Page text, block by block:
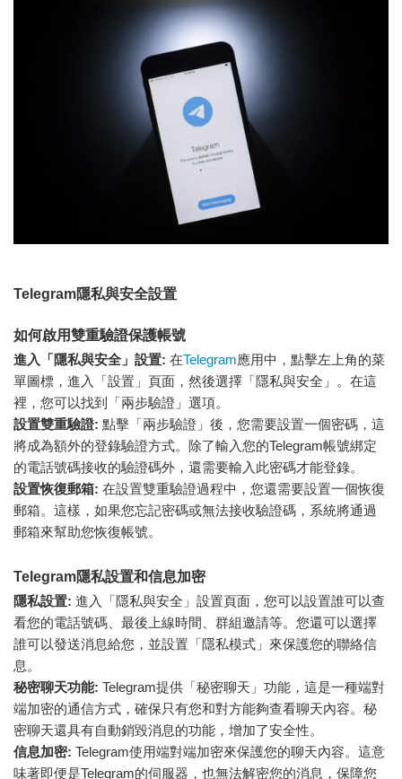
Telegram隱私與安全設置
如何啟用雙重驗證保護帳號
進入「隱私與安全」設置: 在Telegram應用中，點擊左上角的菜
單圖標，進入「設置」頁面，然後選擇「隱私與安全」。在這
裡，您可以找到「兩步驗證」選項。
設置雙重驗證: 點擊「兩步驗證」後，您需要設置一個密碼，這
將成為額外的登錄驗證方式。除了輸入您的Telegram帳號綁定
的電話號碼接收的驗證碼外，還需要輸入此密碼才能登錄。
設置恢復郵箱: 在設置雙重驗證過程中，您還需要設置一個恢復
郵箱。這樣，如果您忘記密碼或無法接收驗證碼，系統將通過
郵箱來幫助您恢復帳號。
Telegram隱私設置和信息加密
隱私設置: 進入「隱私與安全」設置頁面，您可以設置誰可以查
看您的電話號碼、最後上線時間、群組邀請等。您還可以選擇
誰可以發送消息給您，並設置「隱私模式」來保護您的聯絡信
息。
秘密聊天功能: Telegram提供「秘密聊天」功能，這是一種端對
端加密的通信方式，確保只有您和對方能夠查看聊天內容。秘
密聊天還具有自動銷毀消息的功能，增加了安全性。
信息加密: Telegram使用端對端加密來保護您的聊天內容。這意
味著即便是Telegram的伺服器，也無法解密您的消息，保障您